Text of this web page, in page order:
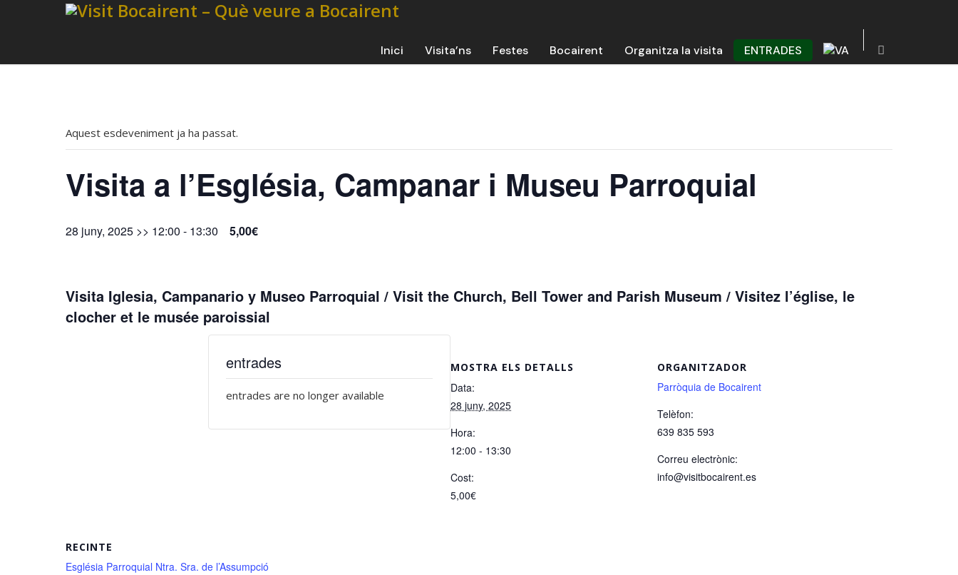
Inici Visita’ns Festes Bocairent Organitza la visita ENTRADES
Aquest esdeveniment ja ha passat.
Visita a l’Església, Campanar i Museu Parroquial
28 juny, 2025 >> 12:00 - 13:30 5,00€
Visita Iglesia, Campanario y Museo Parroquial / Visit the Church, Bell Tower and Parish Museum / Visitez l’église, le
clocher et le musée paroissial
MOSTRA ELS DETALLS
Data:
28 juny, 2025
Hora:
12:00 - 13:30
Cost:
5,00€
ORGANITZADOR
Parròquia de Bocairent
Telèfon:
639 835 593
Correu electrònic:
info@visitbocairent.es
RECINTE
Església Parroquial Ntra. Sra. de l’Assumpció
entrades
entrades are no longer available